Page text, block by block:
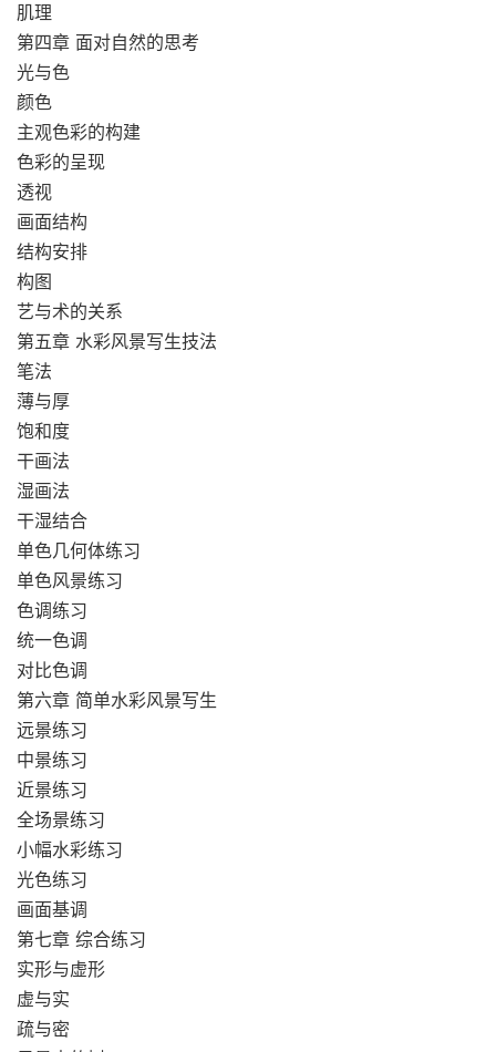
肌理
第四章 面对自然的思考
光与色
颜色
主观色彩的构建
色彩的呈现
透视
画面结构
结构安排
构图
艺与术的关系
第五章 水彩风景写生技法
笔法
薄与厚
饱和度
干画法
湿画法
干湿结合
单色几何体练习
单色风景练习
色调练习
统一色调
对比色调
第六章 简单水彩风景写生
远景练习
中景练习
近景练习
全场景练习
小幅水彩练习
光色练习
画面基调
第七章 综合练习
实形与虚形
虚与实
疏与密